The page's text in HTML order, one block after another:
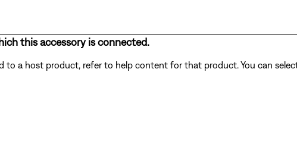
this accessory is connected.
to a host product, refer to help content for that product. You can